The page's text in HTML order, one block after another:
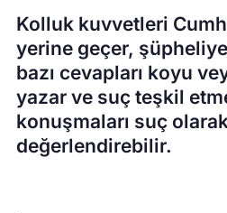
Kolluk kuvvetleri
yerine geçer,
bazı cevapları koyu
yazar ve suç teşkil
konuşmaları suç
değerlendirebilir.